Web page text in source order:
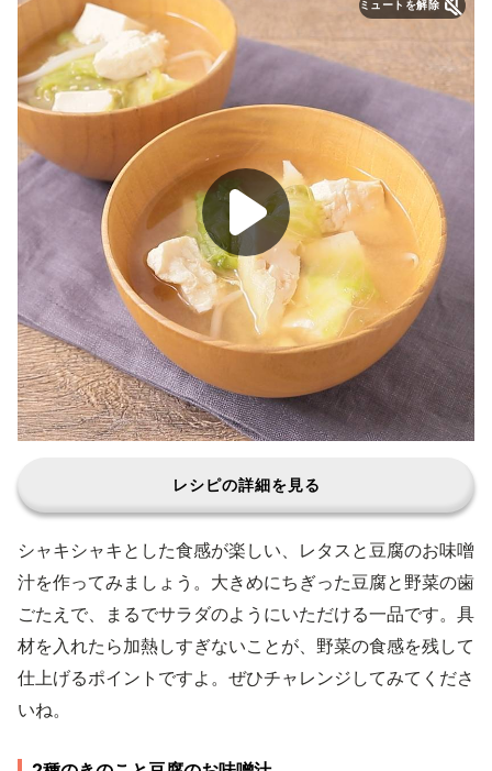
ミュートを解除
レシピの詳細を見る
シャキシャキとした食感が楽しい、レタスと豆腐のお味噌
汁を作ってみましょう。大きめにちぎった豆腐と野菜の歯
ごたえで、まるでサラダのようにいただける一品です。具
材を入れたら加熱しすぎないことが、野菜の食感を残して
仕上げるポイントですよ。ぜひチャレンジしてみてくださ
いね。